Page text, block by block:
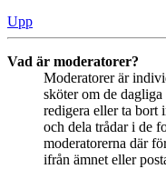
Upp
Vad är moderatorer?
Moderatorer är
sköter om de
redigera eller ta bort
och dela trådar i de
moderatorerna där
ifrån ämnet eller